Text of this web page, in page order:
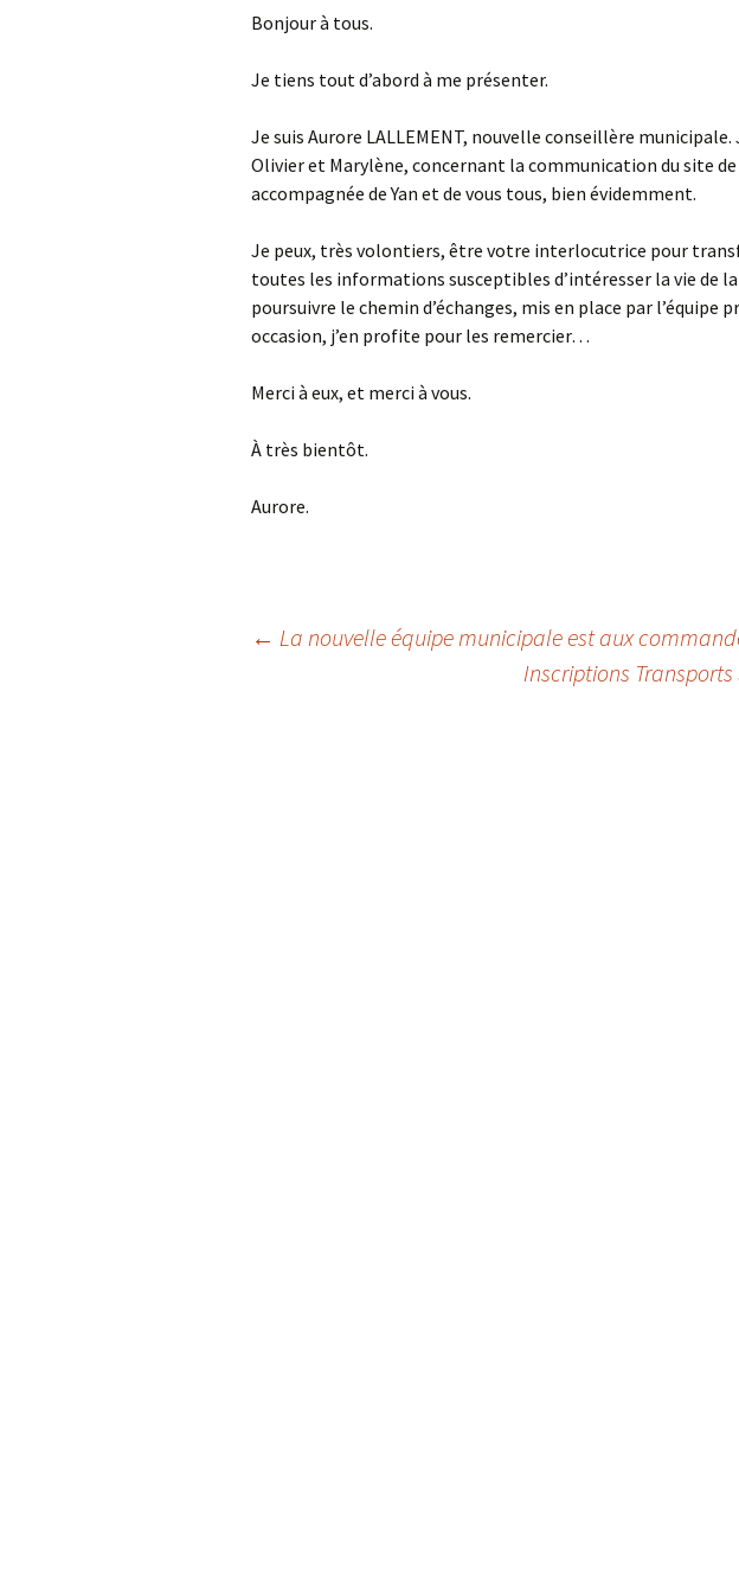
Bonjour à tous.
Je tiens tout d’abord à me présenter.
Je suis Aurore LALLEMENT, nouvelle conseillère municipale.
Olivier et Marylène, concernant la communication du site
accompagnée de Yan et de vous tous, bien évidemment.
Je peux, très volontiers, être votre interlocutrice pour
toutes les informations susceptibles d’intéresser la vie de
poursuivre le chemin d’échanges, mis en place par l’équipe
occasion, j’en profite pour les remercier…
Merci à eux, et merci à vous.
À très bientôt.
Aurore.
← La nouvelle équipe municipale est aux
Inscriptions